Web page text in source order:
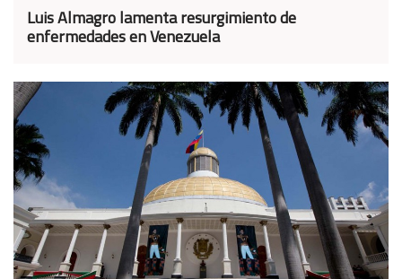
Luis Almagro lamenta resurgimiento de
enfermedades en Venezuela